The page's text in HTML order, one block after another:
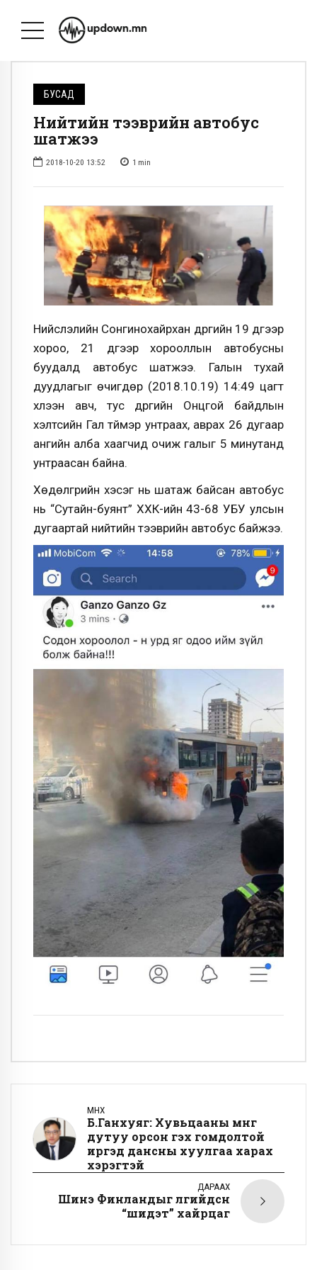
БУСАД
Нийтийн тээврийн автобус
шатжээ
2018-10-20 13:52 1 min
Нийслэлийн Сонгинохайрхан дүүргийн 19 дүгээр
хороо, 21 дүгээр хорооллын автобусны
буудалд автобус шатжээ. Галын тухай
дуудлагыг өчигдөр (2018.10.19) 14:49 цагт
хүлээн авч, тус дүүргийн Онцгой байдлын
хэлтсийн Гал түймэр унтраах, аврах 26 дугаар
ангийн алба хаагчид очиж галыг 5 минутанд
унтраасан байна.
Хөдөлгүүрийн хэсэг нь шатаж байсан автобус
нь “Сутайн-буянт” ХХК-ийн 43-68 УБУ улсын
дугаартай нийтийн тээврийн автобус байжээ.
ӨМНӨХ
Б.Ганхуяг: Хувьцааны мөнгө
дутуу орсон гэх гомдолтой
иргэд дансны хуулгаа харах
хэрэгтэй
ДАРААХ
Шинэ Финландыг өлгийдсөн
“шидэт” хайрцаг